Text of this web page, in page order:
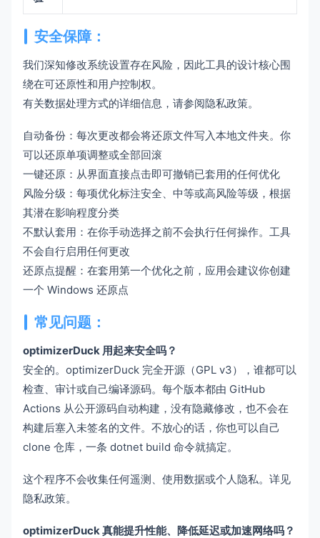
安全保障：
我们深知修改系统设置存在风险，因此工具的设计核心围
绕在可还原性和用户控制权。
有关数据处理方式的详细信息，请参阅隐私政策。
自动备份：每次更改都会将还原文件写入本地文件夹。你
可以还原单项调整或全部回滚
一键还原：从界面直接点击即可撤销已套用的任何优化
风险分级：每项优化标注安全、中等或高风险等级，根据
其潜在影响程度分类
不默认套用：在你手动选择之前不会执行任何操作。工具
不会自行启用任何更改
还原点提醒：在套用第一个优化之前，应用会建议你创建
一个 Windows 还原点
常见问题：
optimizerDuck 用起来安全吗？
安全的。optimizerDuck 完全开源（GPL v3），谁都可以
检查、审计或自己编译源码。每个版本都由 GitHub
Actions 从公开源码自动构建，没有隐藏修改，也不会在
构建后塞入未签名的文件。不放心的话，你也可以自己
clone 仓库，一条 dotnet build 命令就搞定。
这个程序不会收集任何遥测、使用数据或个人隐私。详见
隐私政策。
optimizerDuck 真能提升性能、降低延迟或加速网络吗？